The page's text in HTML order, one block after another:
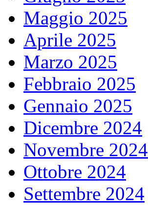
Maggio 2025
Aprile 2025
Marzo 2025
Febbraio 2025
Gennaio 2025
Dicembre 2024
Novembre 2024
Ottobre 2024
Settembre 2024